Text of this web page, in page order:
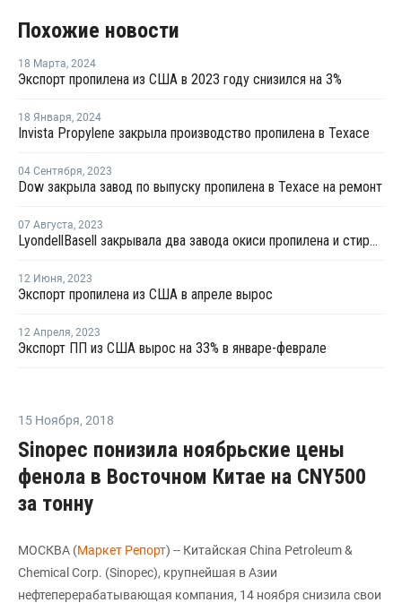
Похожие новости
18 Марта, 2024
Экспорт пропилена из США в 2023 году снизился на 3%
18 Января, 2024
Invista Propylene закрыла производство пропилена в Техасе
04 Сентября, 2023
Dow закрыла завод по выпуску пропилена в Техасе на ремонт
07 Августа, 2023
LyondellBasell закрывала два завода окиси пропилена и стирола в США и Европе на ремонт в июле-августе
12 Июня, 2023
Экспорт пропилена из США в апреле вырос
12 Апреля, 2023
Экспорт ПП из США вырос на 33% в январе-феврале
15 Ноября, 2018
Sinopec понизила ноябрьские цены
фенола в Восточном Китае на CNY500
за тонну
МОСКВА (Маркет Репорт) -- Китайская China Petroleum &
Chemical Corp. (Sinopec), крупнейшая в Азии
нефтеперерабатывающая компания, 14 ноября снизила свои